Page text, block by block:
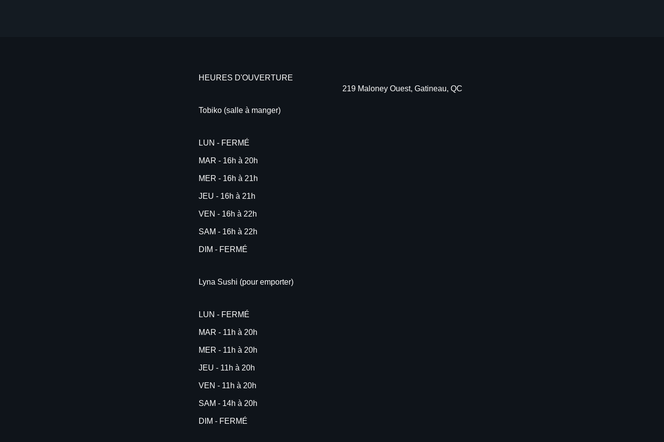
HEURES D'OUVERTURE
Tobiko (salle à manger)
LUN - FERMÉ
MAR - 16h à 20h
MER - 16h à 21h
JEU - 16h à 21h
VEN - 16h à 22h
SAM - 16h à 22h
DIM - FERMÉ
Lyna Sushi (pour emporter)
LUN - FERMÉ
MAR - 11h à 20h
MER - 11h à 20h
JEU - 11h à 20h
VEN - 11h à 20h
SAM - 14h à 20h
DIM - FERMÉ
219 Maloney Ouest, Gatineau, QC